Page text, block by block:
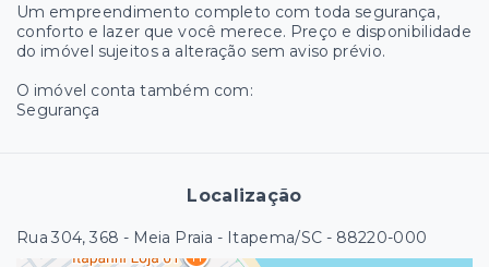
Um empreendimento completo com toda segurança,
conforto e lazer que você merece. Preço e disponibilidade
do imóvel sujeitos a alteração sem aviso prévio.
O imóvel conta também com:
Segurança
Localização
Rua 304, 368 - Meia Praia - Itapema/SC - 88220-000